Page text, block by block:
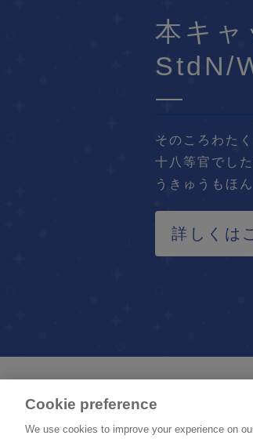
本キ
StdN/
そのころわた
十八等官でし
うきゅうもほん
詳しくは
Cookie preference
We use cookies to improve your experience on